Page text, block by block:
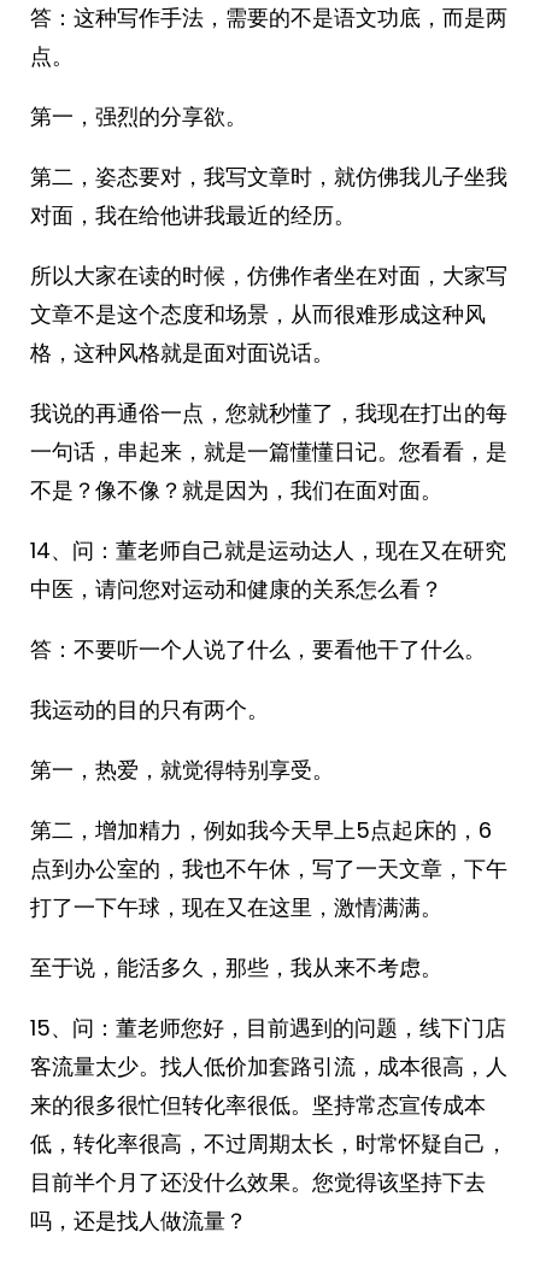
答：这种写作手法，需要的不是语文功底，而是两
点。
第一，强烈的分享欲。
第二，姿态要对，我写文章时，就仿佛我儿子坐我
对面，我在给他讲我最近的经历。
所以大家在读的时候，仿佛作者坐在对面，大家写
文章不是这个态度和场景，从而很难形成这种风
格，这种风格就是面对面说话。
我说的再通俗一点，您就秒懂了，我现在打出的每
一句话，串起来，就是一篇懂懂日记。您看看，是
不是？像不像？就是因为，我们在面对面。
14、问：董老师自己就是运动达人，现在又在研究
中医，请问您对运动和健康的关系怎么看？
答：不要听一个人说了什么，要看他干了什么。
我运动的目的只有两个。
第一，热爱，就觉得特别享受。
第二，增加精力，例如我今天早上5点起床的，6
点到办公室的，我也不午休，写了一天文章，下午
打了一下午球，现在又在这里，激情满满。
至于说，能活多久，那些，我从来不考虑。
15、问：董老师您好，目前遇到的问题，线下门店
客流量太少。找人低价加套路引流，成本很高，人
来的很多很忙但转化率很低。坚持常态宣传成本
低，转化率很高，不过周期太长，时常怀疑自己，
目前半个月了还没什么效果。您觉得该坚持下去
吗，还是找人做流量？